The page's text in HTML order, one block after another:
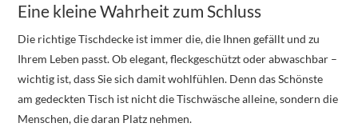
Eine kleine Wahrheit zum Schluss
Die richtige Tischdecke ist immer die, die Ihnen gefällt und zu
Ihrem Leben passt. Ob elegant, fleckgeschützt oder abwaschbar –
wichtig ist, dass Sie sich damit wohlfühlen. Denn das Schönste
am gedeckten Tisch ist nicht die Tischwäsche alleine, sondern die
Menschen, die daran Platz nehmen.